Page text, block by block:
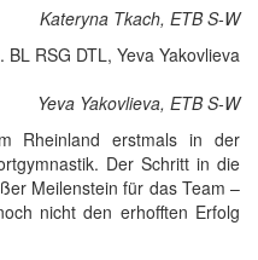
Kateryna Tkach, ETB S-W
Yeva Yakovlieva, ETB S-W
Rheinland erstmals in der
Der Schritt in die
Meilenstein für das Team –
nicht den erhofften Erfolg